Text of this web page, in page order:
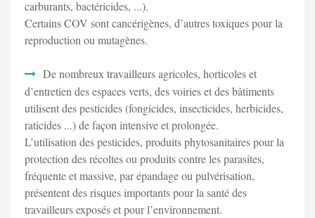
carburants, bactéricides, ...).
Certains COV sont cancérigènes, d’autres toxiques pour la
reproduction ou mutagènes.
De nombreux travailleurs agricoles, horticoles et
d’entretien des espaces verts, des voiries et des bâtiments
utilisent des pesticides (fongicides, insecticides, herbicides,
raticides ...) de façon intensive et prolongée.
L’utilisation des pesticides, produits phytosanitaires pour la
protection des récoltes ou produits contre les parasites,
fréquente et massive, par épandage ou pulvérisation,
présentent des risques importants pour la santé des
travailleurs exposés et pour l’environnement.